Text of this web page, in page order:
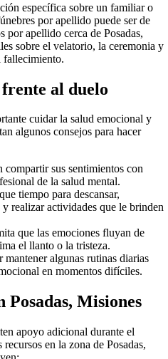
específica sobre un familiar o
por apellido puede ser de
por apellido cerca de Posadas,
sobre el velatorio, la ceremonia y
fallecimiento.
al duelo
cuidar la salud emocional y
algunos consejos para hacer
compartir sus sentimientos con
de la salud mental.
tiempo para descansar,
y realizar actividades que le brinden
que las emociones fluyan de
el llanto o la tristeza.
mantener algunas rutinas diarias
en momentos difíciles.
Posadas, Misiones
apoyo adicional durante el
en la zona de Posadas,